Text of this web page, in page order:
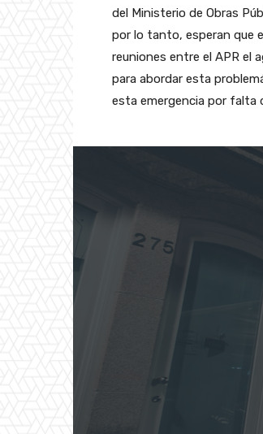
del Ministerio de Obras
por lo tanto, esperan que
reuniones entre el APR el
para abordar esta
esta emergencia por falta